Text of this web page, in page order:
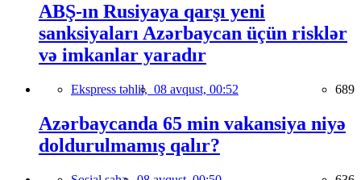
ABŞ-ın Rusiyaya qarşı yeni
sanksiyaları Azərbaycan üçün risklər
və imkanlar yaradır
Ekspress təhlil, 08 avqust, 00:52 689
Azərbaycanda 65 min vakansiya niyə
doldurulmamış qalır?